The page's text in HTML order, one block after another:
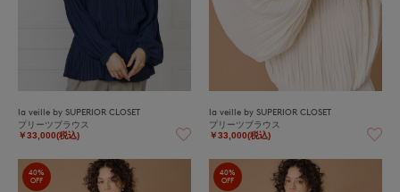
la veille by SUPERIOR CLOSET
プリーツブラウス
￥33,000(税込)
la veille by SUPERIOR CLOSET
プリーツブラウス
￥33,000(税込)
40%
OFF
40%
OFF